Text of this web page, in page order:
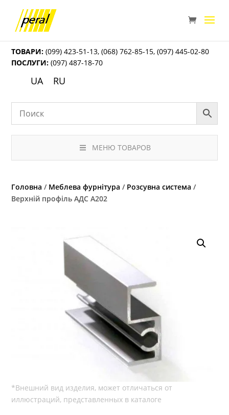
ТОВАРИ: (099) 423-51-13,(068) 762-85-15,(097) 445-02-80
ПОСЛУГИ: (097) 487-18-70
UA RU
МЕНЮ ТОВАРОВ
Головна / Меблева фурнітура / Розсувна система /
Верхній профіль АДС А202